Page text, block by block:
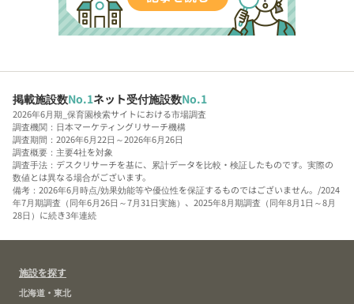
掲載施設数No.1ネット受付施設数No.1
2026年6月期_保育園検索サイトにおける市場調査
調査機関：日本マーケティングリサーチ機構
調査期間：2026年6月22日～2026年6月26日
調査概要：主要4社を対象
調査手法：デスクリサーチを基に、累計データを比較・検証したものです。実際の
数値とは異なる場合がございます。
備考：2026年6月時点/効果効能等や優位性を保証するものではございません。/2024
年7月期調査（同年6月26日～7月31日実施）、2025年8月期調査（同年8月1日～8月
28日）に続き3年連続
施設を探す
北海道・東北